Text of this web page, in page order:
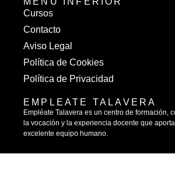
Cursos
Contacto
Aviso Legal
Política de Cookies
Política de Privacidad
EMPLEATE TALAVERA
Empléate Talavera es un centro de formación,
la vocación y la experiencia docente que
excelente equipo humano.